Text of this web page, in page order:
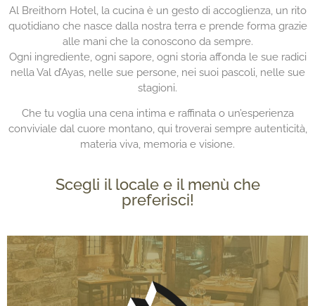
Al Breithorn Hotel, la cucina è un gesto di accoglienza, un rito
quotidiano che nasce dalla nostra terra e prende forma grazie
alle mani che la conoscono da sempre.
Ogni ingrediente, ogni sapore, ogni storia affonda le sue radici
nella Val d’Ayas, nelle sue persone, nei suoi pascoli, nelle sue
stagioni.
Che tu voglia una cena intima e raffinata o un’esperienza
conviviale dal cuore montano, qui troverai sempre autenticità,
materia viva, memoria e visione.
Scegli il locale e il menù che
preferisci!